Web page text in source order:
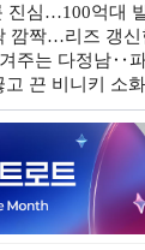
진심…100억대
깜짝…리즈 갱신
주는 다정남‥
끈 비니키 소화